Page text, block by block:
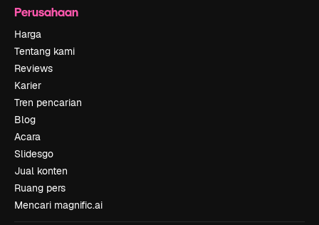
Perusahaan
Harga
Tentang kami
Reviews
Karier
Tren pencarian
Blog
Acara
Slidesgo
Jual konten
Ruang pers
Mencari magnific.ai